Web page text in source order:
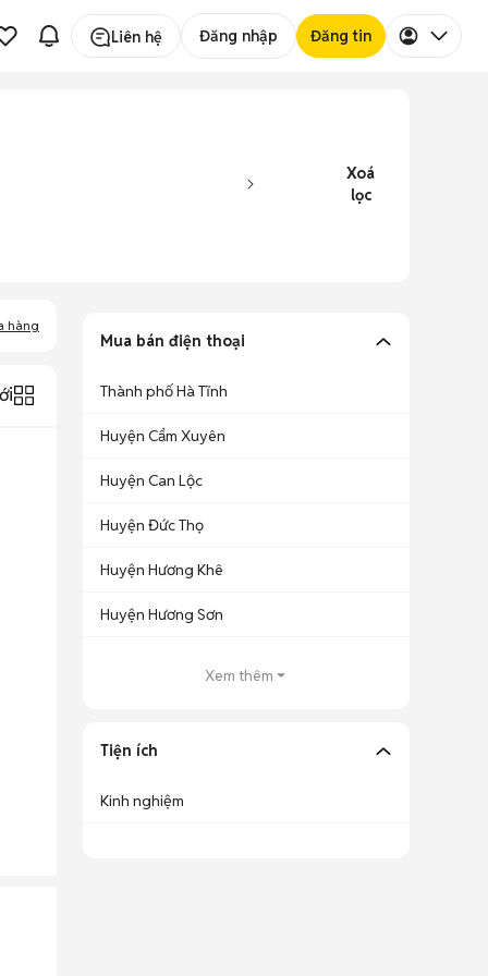
Liên hệ Đăng nhập Đăng tin
Xoá
lọc
hàng
Mua bán điện thoại
Thành phố Hà Tĩnh
Huyện Cẩm Xuyên
Huyện Can Lộc
Huyện Đức Thọ
Huyện Hương Khê
Huyện Hương Sơn
Xem thêm
Tiện ích
Kinh nghiệm